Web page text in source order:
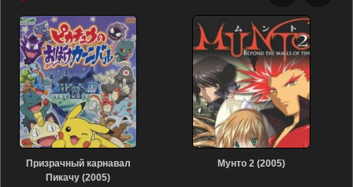
Призрачный карнавал
Пикачу (2005)
Мунто 2 (2005)